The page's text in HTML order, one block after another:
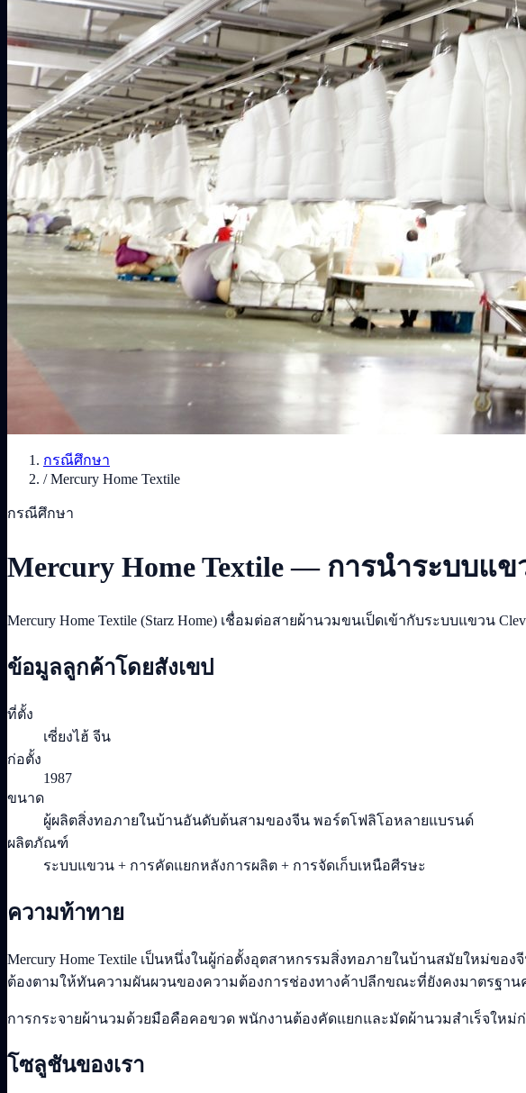
กรณีศึกษา
/ Mercury Home Textile
กรณีศึกษา
Mercury Home Textile — การนำระบบแ
Mercury Home Textile (Starz Home) เชื่อมต่อสายผ้านวมขนเป็ดเข้ากับระบบแขวน
ข้อมูลลูกค้าโดยสังเขป
ที่ตั้ง
เซี่ยงไฮ้ จีน
ก่อตั้ง
1987
ขนาด
ผู้ผลิตสิ่งทอภายในบ้านอันดับต้นสามของจีน พอร์ตโฟลิโอหลายแบรนด์
ผลิตภัณฑ์
ระบบแขวน + การคัดแยกหลังการผลิต + การจัดเก็บเหนือศีรษะ
ความท้าทาย
Mercury Home Textile เป็นหนึ่งในผู้ก่อตั้งอุตสาหกรรมสิ่งทอภายในบ้านสมัยใหม่ข
ต้องตามให้ทันความผันผวนของความต้องการช่องทางค้าปลีกขณะที่ยังคงมาตรฐาน
การกระจายผ้านวมด้วยมือคือคอขวด พนักงานต้องคัดแยกและมัดผ้านวมสำเร็จให
โซลูชันของเรา